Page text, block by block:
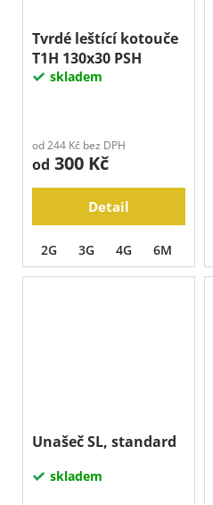
Tvrdé leštící kotouče
T1H 130x30 PSH
skladem
od 244 Kč bez DPH
od 300 Kč
Detail
2G 3G 4G 6M
Unašeč SL, standard
skladem